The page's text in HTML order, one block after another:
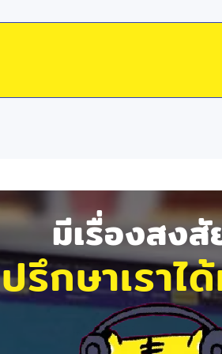
มีเรื่องสงสั
ปรึกษาเราไ